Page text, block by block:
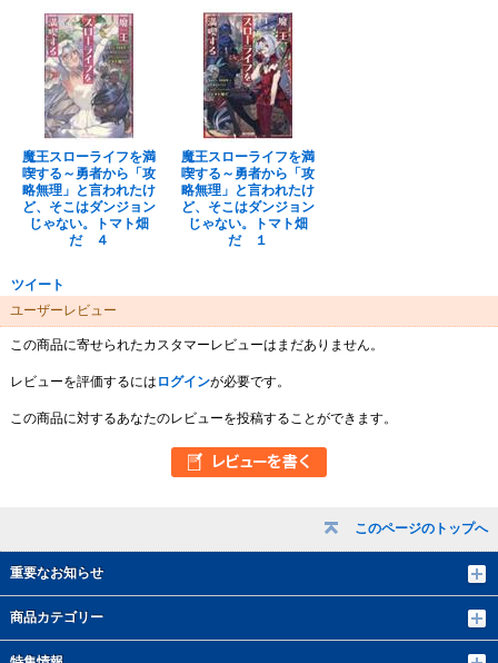
このページのトップへ
重要なお知らせ
商品カテゴリー
魔王スローライフを満
喫する～勇者から「攻
略無理」と言われたけ
ど、そこはダンジョン
じゃない。トマト畑
だ ４
魔王スローライフを満
喫する～勇者から「攻
略無理」と言われたけ
ど、そこはダンジョン
じゃない。トマト畑
だ １
ツイート
ユーザーレビュー
この商品に寄せられたカスタマーレビューはまだありません。
レビューを評価するには ログインが必要です。
この商品に対するあなたのレビューを投稿することができます。